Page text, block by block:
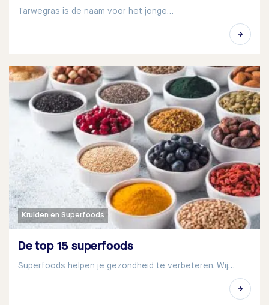
Tarwegras is de naam voor het jonge…
Kruiden en Superfoods
De top 15 superfoods
Superfoods helpen je gezondheid te verbeteren. Wij…